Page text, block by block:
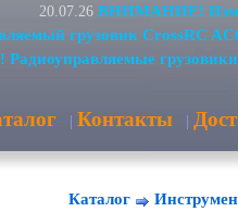
20.07.26 ВНИМАНИЕ!
грузовик CrossRC
| Контакты |
Каталог